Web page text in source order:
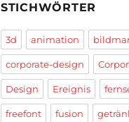
STICHWÖRTER
3d animation
corporate-design
Design Ereignis
freefont fusion